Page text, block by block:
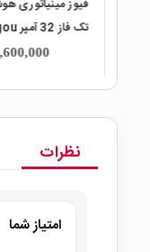
دیواری اعتماد
یخچال
نظرات
امتیاز شما